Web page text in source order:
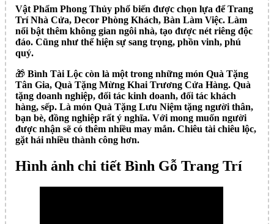
Vật Phẩm Phong Thủy phổ biến được chọn lựa để Trang
Trí Nhà Cửa, Decor Phòng Khách, Bàn Làm Việc. Làm
nổi bật thêm không gian ngôi nhà, tạo được nét riêng độc
đáo. Cũng như thể hiện sự sang trọng, phồn vinh, phú
quý.
🎁 Bình Tài Lộc còn là một trong những món Quà Tặng
Tân Gia, Quà Tặng Mừng Khai Trương Cửa Hàng. Quà
tặng doanh nghiệp, đối tác kinh doanh, đối tác khách
hàng, sếp. Là món Quà Tặng Lưu Niệm tặng người thân,
bạn bè, đồng nghiệp rất ý nghĩa. Với mong muốn người
được nhận sẽ có thêm nhiều may mắn. Chiêu tài chiêu lộc,
gặt hái nhiều thành công hơn.
Hình ảnh chi tiết Bình Gỗ Trang Trí